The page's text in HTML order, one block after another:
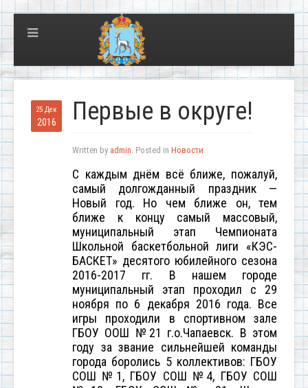
25 Дек
2016 Первые в округе!
Written by admin. Posted in Новости
С каждым днём всё ближе, пожалуй,
самый долгожданный праздник —
Новый год. Но чем ближе он, тем
ближе к концу самый массовый,
муниципальный этап Чемпионата
Школьной баскетбольной лиги «КЭС-
БАСКЕТ» десятого юбилейного сезона
2016-2017 гг. В нашем городе
муниципальный этап проходил с 29
ноября по 6 декабря 2016 года. Все
игры проходили в спортивном зале
ГБОУ ООШ №21 г.о.Чапаевск. В этом
году за звание сильнейшей команды
города боролись 5 коллективов: ГБОУ
СОШ №1, ГБОУ СОШ №4, ГБОУ СОШ